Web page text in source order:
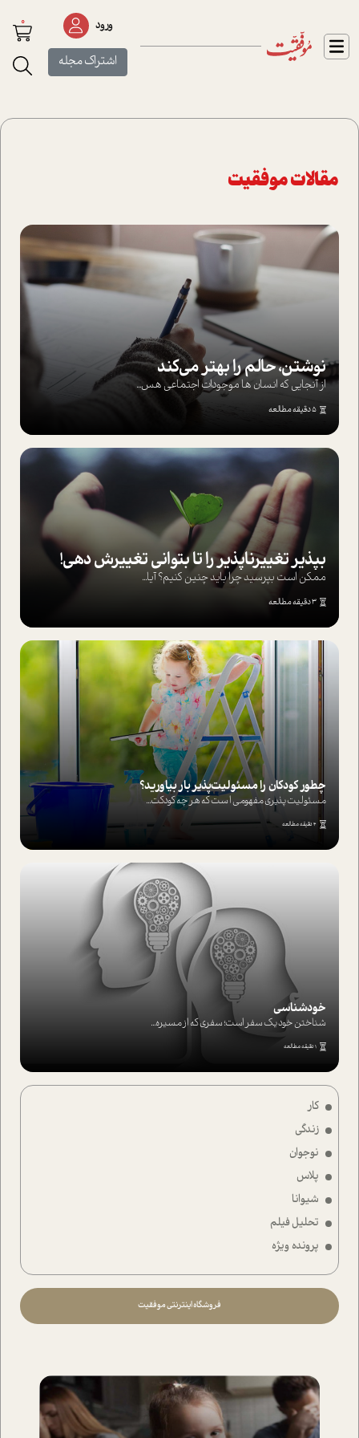
ورود
اشتراک مجله
0
مقالات موفقیت
کار
زندگی
نوجوان
پلاس
شیوانا
تحلیل فیلم
پرونده ویژه
فروشگاه اینترنتی موفقیت
نوشتن، حالم را بهتر می‌کند
از آنجایی که انسان ها موجودات اجتماعی هس...
5 دقیقه مطالعه
بپذير تغييرناپذير را تا بتواني تغييرش دهي!‏
ممکن است بپرسيد چرا بايد چنين کنيم؟ آيا...
3 دقیقه مطالعه
چطور کودکان را مسئولیت‌پذیر بار بیاورید؟
مسئولیت پذیری مفهومی ا ست که هر چه کودکت...
4 دقیقه مطالعه
خودشناسی
شناختن خود یک سفر است؛ سفری که از مسیره...
1 دقیقه مطالعه